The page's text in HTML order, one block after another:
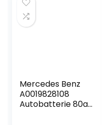
Mercedes Benz
A0019828108
Autobatterie 80aH